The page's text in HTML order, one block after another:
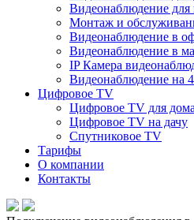
Видеонаблюдение для
Монтаж и
Видеонаблюдение в
Видеонаблюдение в
IP Камера
Видеонаблюдение на
Цифровое TV
Цифровое TV для дома
Цифровое TV на дачу
Спутниковое TV
Тарифы
О компании
Контакты